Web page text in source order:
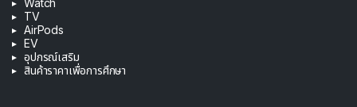
Watch
TV
AirPods
EV
อุปกรณ์เสริม
สินค้าราคาเพื่อการศึกษา